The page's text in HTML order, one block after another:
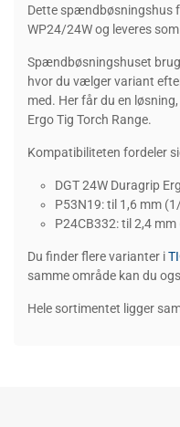
Dette spændbøsningshus
WP24/24W og leveres
Spændbøsningshuset
hvor du vælger variant
med. Her får du en
Ergo Tig Torch Range.
Kompatibiliteten fordeler
DGT 24W Duragrip
P53N19: til 1,6 mm
P24CB332: til 2,4
Du finder flere varianter i
samme område kan du
Hele sortimentet ligger